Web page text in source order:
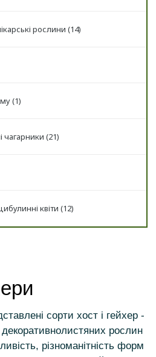
рослини (14)
(1)
чагарники (21)
квіти (12)
сорти хост і гейхер -
рослин
різноманітність форм